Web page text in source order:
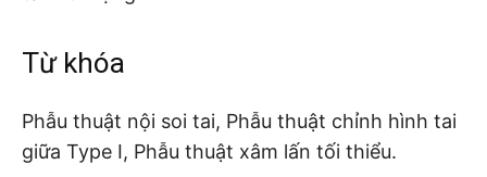
Từ khóa
Phẫu thuật nội soi tai, Phẫu thuật chỉnh hình tai
giữa Type I, Phẫu thuật xâm lấn tối thiểu.